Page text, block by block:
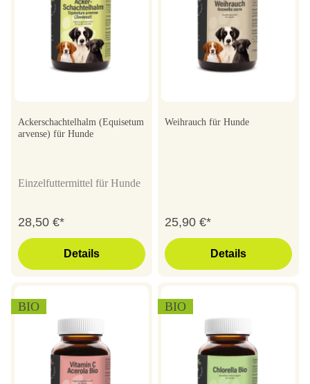
Ackerschachtelhalm (Equisetum
arvense) für Hunde
Einzelfuttermittel für Hunde
28,50 €*
Details
Weihrauch für Hunde
25,90 €*
Details
BIO BIO